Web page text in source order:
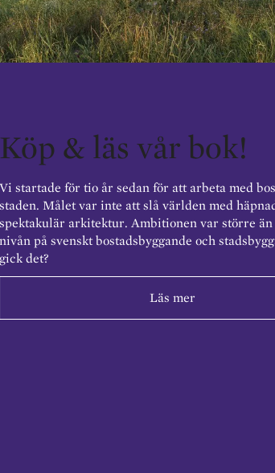
Köp & läs vår bok!
Vi startade för tio år sedan för att arbeta med
staden. Målet var inte att slå världen med
spektakulär arkitektur. Ambitionen var större än
nivån på svenskt bostadsbyggande och
gick det?
Läs mer